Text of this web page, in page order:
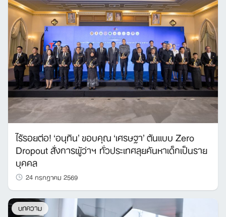
ไร้รอยต่อ! ‘อนุทิน’ ขอบคุณ ‘เศรษฐา’ ต้นแบบ Zero
Dropout สั่งการผู้ว่าฯ ทั่วประเทศลุยค้นหาเด็กเป็นราย
บุคคล
24 กรกฎาคม 2569
บทความ